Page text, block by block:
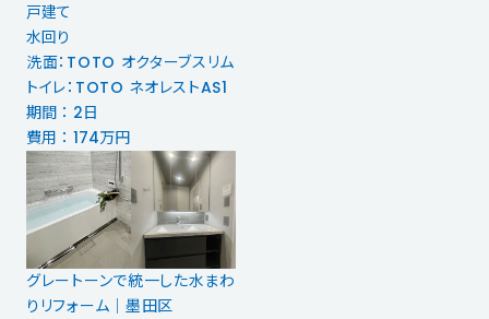
戸建て
水回り
洗面：TOTO オクターブスリム
トイレ：TOTO ネオレストAS1
期間 ： 2日
費用 ： 174万円
グレートーンで統一した水まわ
りリフォーム｜墨田区